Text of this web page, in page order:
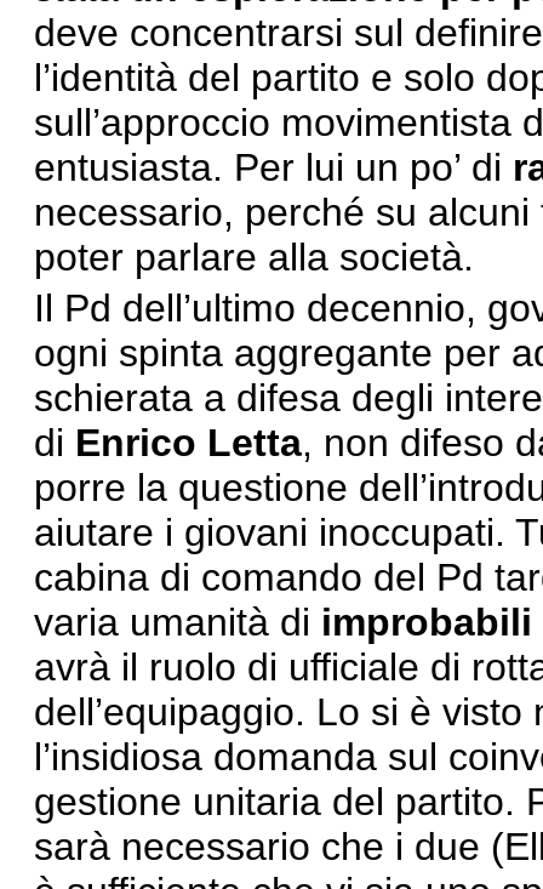
deve concentrarsi sul
l’identità del partito e solo
sull’approccio movimentista
entusiasta. Per lui un po’ di
necessario, perché su
poter parlare alla società.
Il Pd dell’ultimo decennio,
ogni spinta aggregante per
schierata a difesa degli
di Enrico Letta, non difeso
porre la questione
aiutare i giovani inoccupati.
cabina di comando del Pd
varia umanità di
avrà il ruolo di ufficiale di
dell’equipaggio. Lo si è
l’insidiosa domanda sul
gestione unitaria del partito.
sarà necessario che i due